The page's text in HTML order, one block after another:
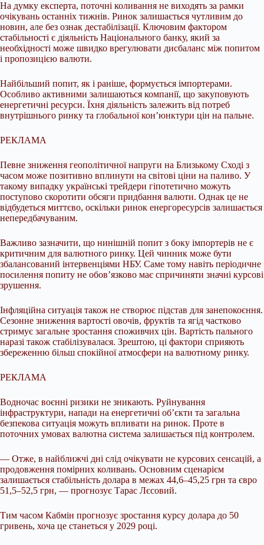
На думку експерта, поточні коливання не виходять за рамки
очікувань останніх тижнів. Ринок залишається чутливим до
новин, але без ознак дестабілізації. Ключовим фактором
стабільності є діяльність Національного банку, який за
необхідності може швидко врегулювати дисбаланс між попитом
і пропозицією валюти.
Найбільший попит, як і раніше, формується імпортерами.
Особливо активними залишаються компанії, що закуповують
енергетичні ресурси. Їхня діяльність залежить від потреб
внутрішнього ринку та глобальної кон’юнктури цін на пальне.
РЕКЛАМА
Певне зниження геополітичної напруги на Близькому Сході з
часом може позитивно вплинути на світові ціни на паливо. У
такому випадку українські трейдери гіпотетично можуть
поступово скоротити обсяги придбання валюти. Однак це не
відбудеться миттєво, оскільки ринок енергоресурсів залишається
непередбачуваним.
Важливо зазначити, що нинішній попит з боку імпортерів не є
критичним для валютного ринку. Цей чинник може бути
збалансований інтервенціями НБУ. Саме тому навіть періодичне
посилення попиту не обов’язково має спричиняти значні курсові
зрушення.
Інфляційна ситуація також не створює підстав для занепокоєння.
Сезонне зниження вартості овочів, фруктів та ягід частково
стримує загальне зростання споживчих цін. Вартість пального
наразі також стабілізувалася. Зрештою, ці фактори сприяють
збереженню більш спокійної атмосфери на валютному ринку.
РЕКЛАМА
Водночас воєнні ризики не зникають. Руйнування
інфраструктури, напади на енергетичні об’єкти та загальна
безпекова ситуація можуть впливати на ринок. Проте в
поточних умовах валютна система залишається під контролем.
— Отже, в найближчі дні слід очікувати не курсових сенсацій, а
продовження помірних коливань. Основним сценарієм
залишається стабільність долара в межах 44,6–45,25 грн та євро
51,5–52,5 грн, — прогнозує Тарас Лєсовий.
Тим часом Кабмін прогнозує зростання курсу долара до 50
гривень, хоча це станеться у 2029 році.